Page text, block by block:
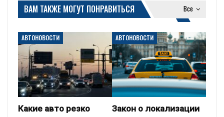
Все
ВАМ ТАКЖЕ МОГУТ ПОНРАВИТЬСЯ
АВТОНОВОСТИ
Какие авто резко
АВТОНОВОСТИ
Закон о локализации